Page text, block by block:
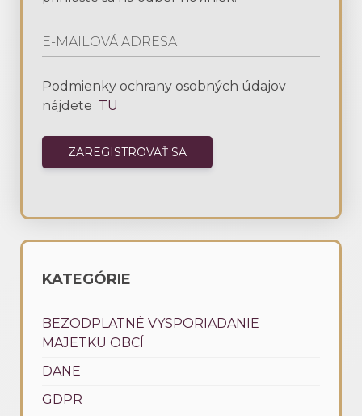
Podmienky ochrany osobných údajov
nájdete TU
KATEGÓRIE
BEZODPLATNÉ VYSPORIADANIE
MAJETKU OBCÍ
DANE
GDPR